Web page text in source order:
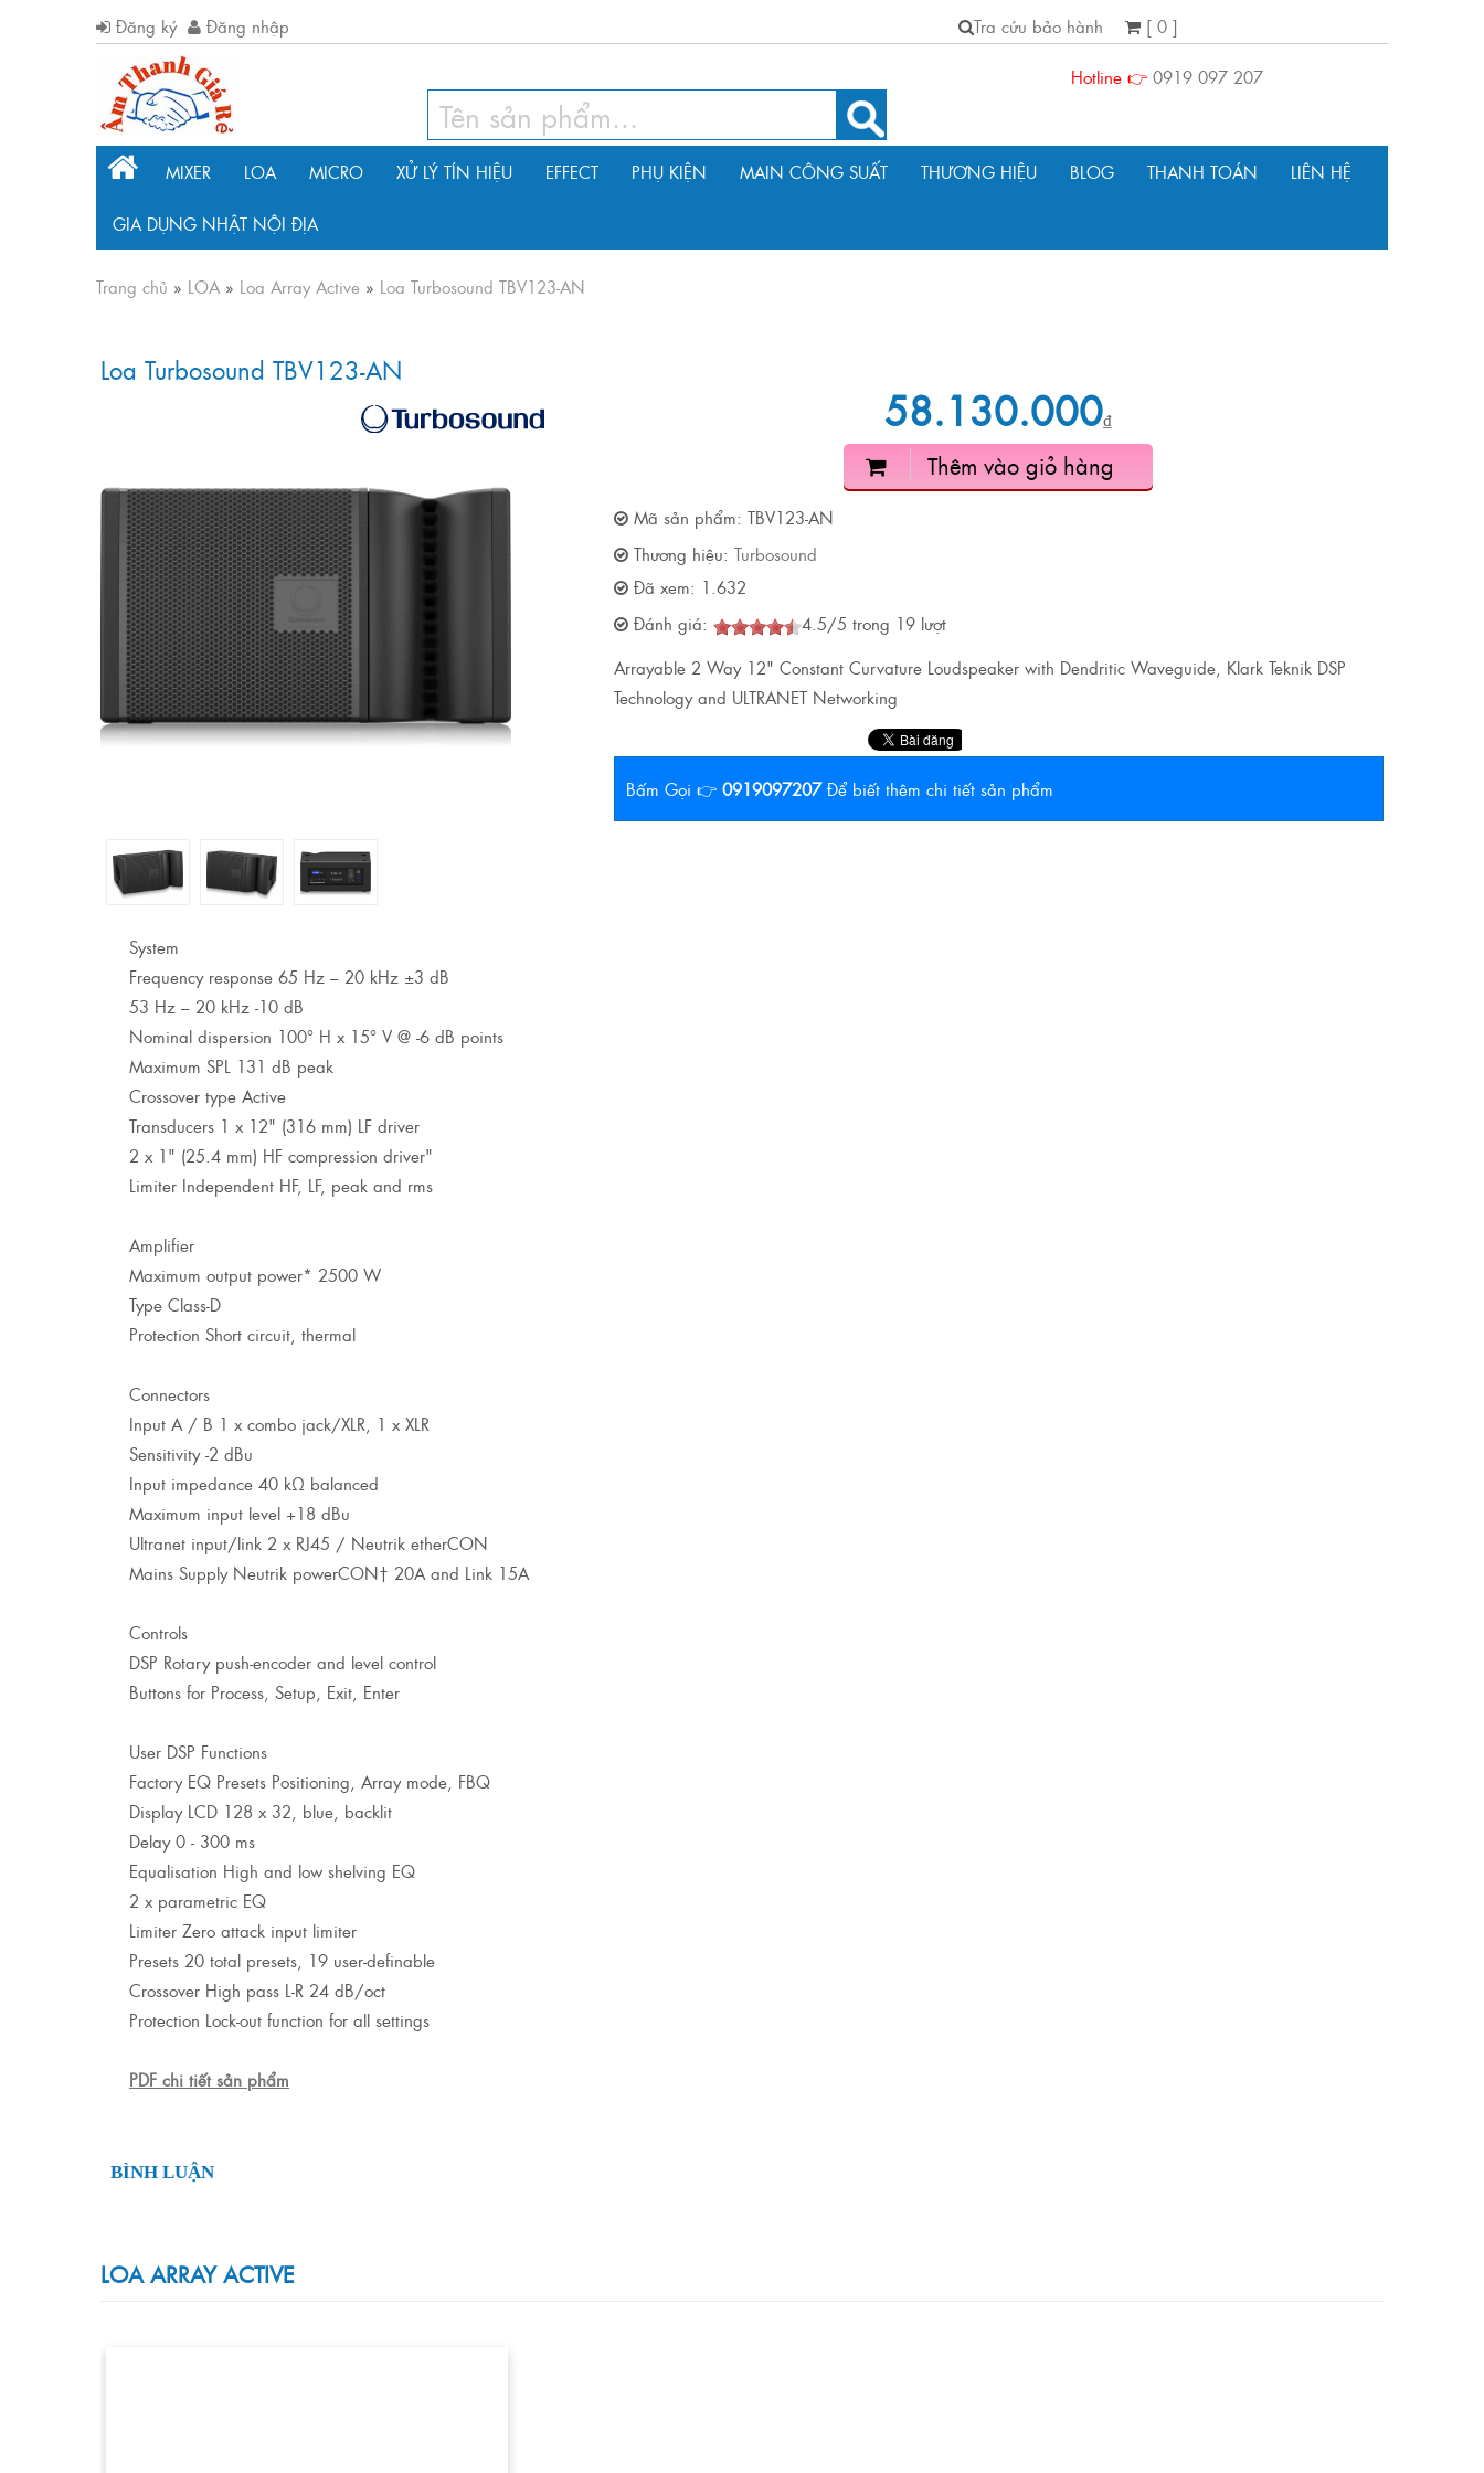
Đăng ký Đăng nhập Tra cứu bảo hành
[ 0 ]
Hotline 👉 0919 097 207
MIXER LOA MICRO XỬ LÝ TÍN HIỆU EFFECT PHỤ KIỆN MAIN CÔNG SUẤT THƯƠNG HIỆU BLOG THANH TOÁN LIÊN HỆ
GIA DỤNG NHẬT NỘI ĐỊA
Trang chủ » LOA » Loa Array Active » Loa Turbosound TBV123-AN
Loa Turbosound TBV123-AN
58.130.000₫
Thêm vào giỏ hàng
Mã sản phẩm: TBV123-AN
Thương hiệu: Turbosound
Đã xem: 1.632
Đánh giá:
4.5/5 trong 19lượt
Arrayable 2 Way 12" Constant Curvature Loudspeaker with Dendritic Waveguide, Klark Teknik DSP
Technology and ULTRANET Networking
Bấm Gọi 👉 0919097207 Để biết thêm chi tiết sản phẩm
System
Frequency response 65 Hz – 20 kHz ±3 dB
53 Hz – 20 kHz -10 dB
Nominal dispersion 100° H x 15° V @ -6 dB points
Maximum SPL 131 dB peak
Crossover type Active
Transducers 1 x 12" (316 mm) LF driver
2 x 1" (25.4 mm) HF compression driver"
Limiter Independent HF, LF, peak and rms
Amplifier
Maximum output power* 2500 W
Type Class-D
Protection Short circuit, thermal
Connectors
Input A / B 1 x combo jack/XLR, 1 x XLR
Sensitivity -2 dBu
Input impedance 40 kΩ balanced
Maximum input level +18 dBu
Ultranet input/link 2 x RJ45 / Neutrik etherCON
Mains Supply Neutrik powerCON† 20A and Link 15A
Controls
DSP Rotary push-encoder and level control
Buttons for Process, Setup, Exit, Enter
User DSP Functions
Factory EQ Presets Positioning, Array mode, FBQ
Display LCD 128 x 32, blue, backlit
Delay 0 - 300 ms
Equalisation High and low shelving EQ
2 x parametric EQ
Limiter Zero attack input limiter
Presets 20 total presets, 19 user-definable
Crossover High pass L-R 24 dB/oct
Protection Lock-out function for all settings
PDF chi tiết sản phẩm
BÌNH LUẬN
LOA ARRAY ACTIVE